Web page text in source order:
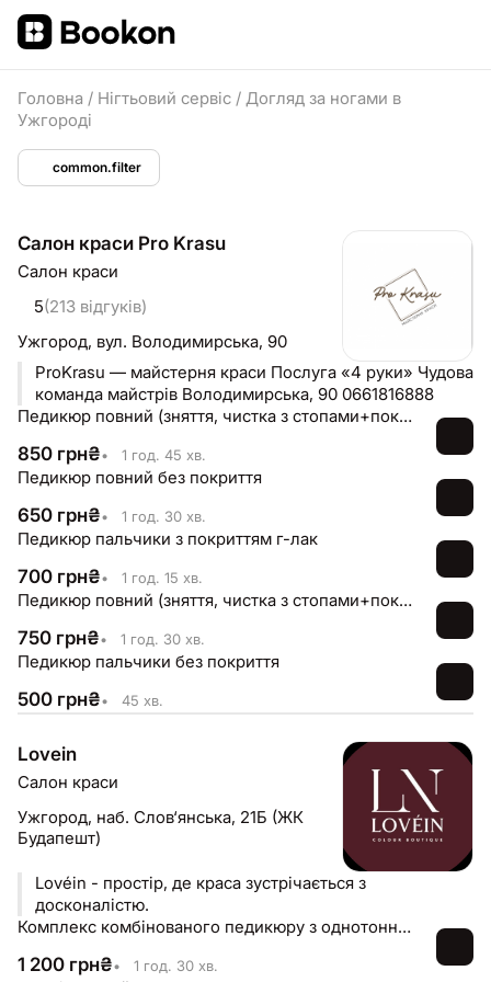
Головна / Нігтьовий сервіс / Догляд за ногами в
Ужгороді
common.filter
Салон краси Pro Krasu
Салон краси
5(213 відгуків)
Ужгород, вул. Володимирська, 90
ProKrasu — майстерня краси Послуга «4 руки» Чудова
команда майстрів Володимирська, 90 0661816888
Педикюр повний (зняття, чистка з стопами+покриття г-лак)
850 грн₴• 1 год. 45 хв.
Педикюр повний без покриття
650 грн₴• 1 год. 30 хв.
Педикюр пальчики з покриттям г-лак
700 грн₴• 1 год. 15 хв.
Педикюр повний (зняття, чистка з стопами+покриття лак)
750 грн₴• 1 год. 30 хв.
Педикюр пальчики без покриття
500 грн₴• 45 хв.
Lovein
Салон краси
Ужгород, наб. Слов‘янська, 21Б (ЖК
Будапешт)
Lovéin - простір, де краса зустрічається з
досконалістю.
Комплекс комбінованого педикюру з однотонним покриттям
1 200 грн₴• 1 год. 30 хв.